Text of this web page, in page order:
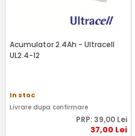
Acumulator 2.4Ah - Ultracell
UL2.4-12
In stoc
Livrare dupa confirmare
PRP:39,00Lei
37,00Lei